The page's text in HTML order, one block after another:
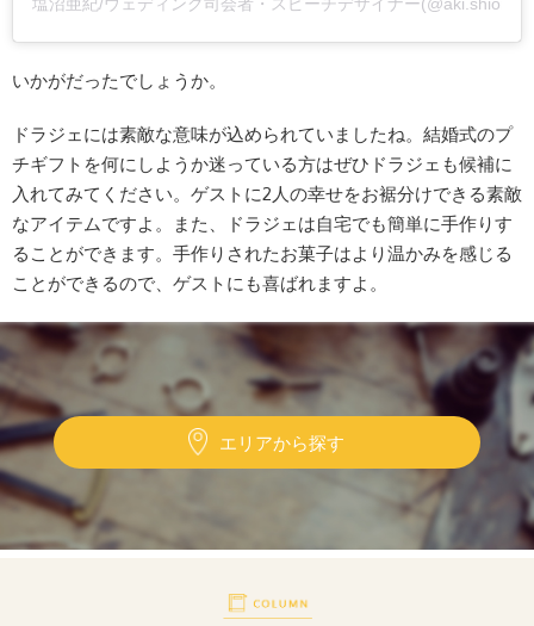
いかがだったでしょうか。
ドラジェには素敵な意味が込められていましたね。結婚式のプ
チギフトを何にしようか迷っている方はぜひドラジェも候補に
入れてみてください。ゲストに2人の幸せをお裾分けできる素敵
なアイテムですよ。また、ドラジェは自宅でも簡単に手作りす
ることができます。手作りされたお菓子はより温かみを感じる
ことができるので、ゲストにも喜ばれますよ。
エリアから探す